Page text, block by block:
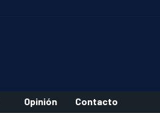
Opinión Contacto